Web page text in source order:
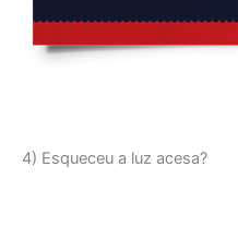
4) Esqueceu a luz acesa?